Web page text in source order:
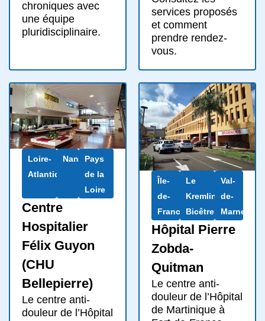
chroniques avec
une équipe
pluridisciplinaire.
services proposés
et comment
prendre rendez-
vous.
Loire-
Atlantique
NantesPays
de la
Loire
Centre
Hospitalier
Félix Guyon
(CHU
Bellepierre)
Le centre anti-
douleur de l’Hôpital
Île-
de-
France
Le
Kremlin-
Bicêtre
Val-
de-
Marne
Hôpital Pierre
Zobda-
Quitman
Le centre anti-
douleur de l’Hôpital
de Martinique à